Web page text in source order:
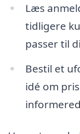
Læs
tidligere
passer til
Bestil et
idé om